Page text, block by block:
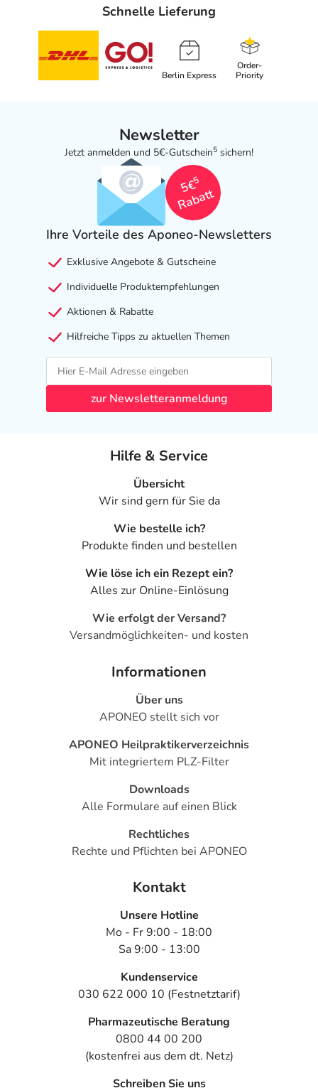
Schnelle Lieferung
Berlin Express
Order-
Priority
Newsletter
Jetzt anmelden und 5€-Gutschein5 sichern!
5€
5
Rabatt
Ihre Vorteile des Aponeo-Newsletters
Exklusive Angebote & Gutscheine
Individuelle Produktempfehlungen
Aktionen & Rabatte
Hilfreiche Tipps zu aktuellen Themen
zur Newsletteranmeldung
Hilfe & Service
Übersicht
Wir sind gern für Sie da
Wie bestelle ich?
Produkte finden und bestellen
Wie löse ich ein Rezept ein?
Alles zur Online-Einlösung
Wie erfolgt der Versand?
Versandmöglichkeiten- und kosten
Informationen
Über uns
APONEO stellt sich vor
APONEO Heilpraktikerverzeichnis
Mit integriertem PLZ-Filter
Downloads
Alle Formulare auf einen Blick
Rechtliches
Rechte und Pflichten bei APONEO
Kontakt
Unsere Hotline
Mo - Fr 9:00 - 18:00
Sa 9:00 - 13:00
Kundenservice
030 622 000 10 (Festnetztarif)
Pharmazeutische Beratung
0800 44 00 200
(kostenfrei aus dem dt. Netz)
Schreiben Sie uns